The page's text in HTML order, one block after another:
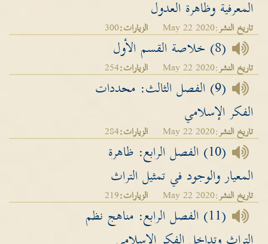
المعرفية وظاهرة العدول
تاريخ النشر:May 22 2020 الزيارات:300
(8) خلاصة القسم الأول
تاريخ النشر:May 22 2020 الزيارات:254
(9) الفصل الثالث: محددات
الفكر الإسلامي
تاريخ النشر:May 22 2020 الزيارات:284
(10) الفصل الرابع: ظاهرة
المعيار والوجود في تمثيل التراث
تاريخ النشر:May 22 2020 الزيارات:219
(11) الفصل الرابع: مناهج نظم